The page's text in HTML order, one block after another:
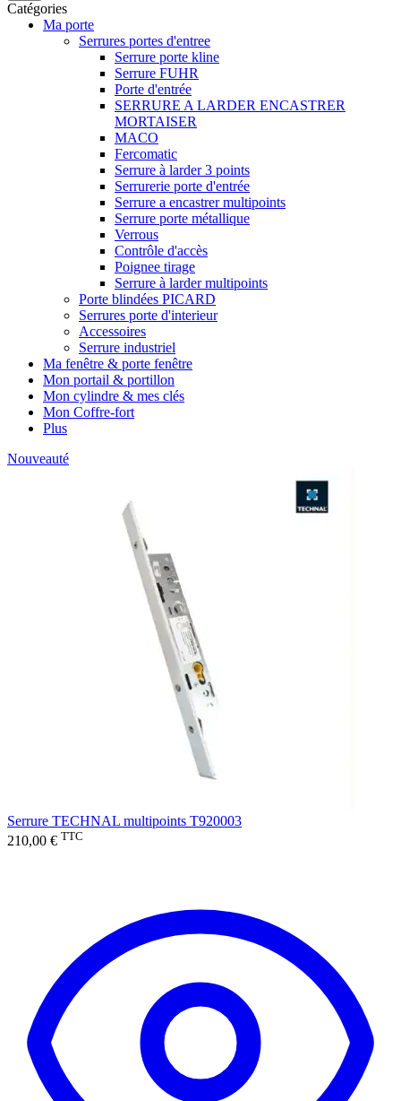
Catégories
Ma porte
Serrures portes d'entree
Serrure porte kline
Serrure FUHR
Porte d'entrée
SERRURE A LARDER ENCASTRER
MORTAISER
MACO
Fercomatic
Serrure à larder 3 points
Serrurerie porte d'entrée
Serrure a encastrer multipoints
Serrure porte métallique
Verrous
Contrôle d'accès
Poignee tirage
Serrure à larder multipoints
Porte blindées PICARD
Serrures porte d'interieur
Accessoires
Serrure industriel
Ma fenêtre & porte fenêtre
Mon portail & portillon
Mon cylindre & mes clés
Mon Coffre-fort
Plus
Nouveauté
Serrure TECHNAL multipoints T920003
210,00 € TTC